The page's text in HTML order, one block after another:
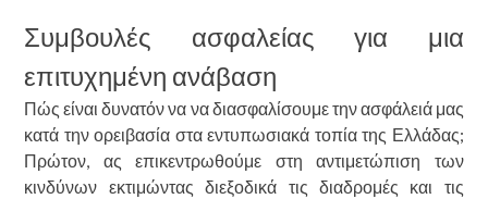
Συμβουλές ασφαλείας για μια
επιτυχημένη ανάβαση
Πώς είναι δυνατόν να να διασφαλίσουμε την ασφάλειά μας
κατά την ορειβασία στα εντυπωσιακά τοπία της Ελλάδας;
Πρώτον, ας επικεντρωθούμε στη αντιμετώπιση των
κινδύνων εκτιμώντας διεξοδικά τις διαδρομές και τις